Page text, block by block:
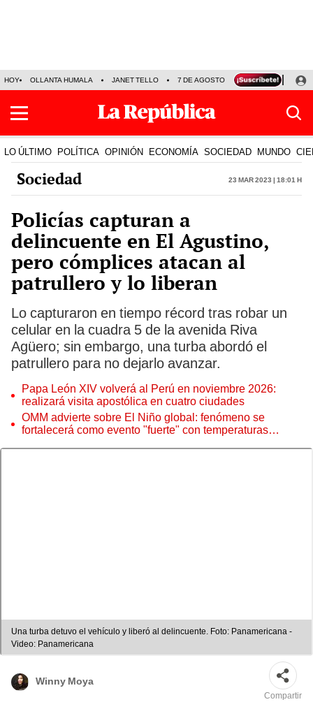
HOY OLLANTA HUMALA JANET TELLO 7 DE AGOSTO TINKA RESULTADOS
LO ÚLTIMO POLÍTICA OPINIÓN ECONOMÍA SOCIEDAD MUNDO
Sociedad 23 Mar 2023 | 18:01 h
Policías capturan a
delincuente en El Agustino,
pero cómplices atacan al
patrullero y lo liberan
Lo capturaron en tiempo récord tras robar un
celular en la cuadra 5 de la avenida Riva
Agüero; sin embargo, una turba abordó el
patrullero para no dejarlo avanzar.
Papa León XIV volverá al Perú en noviembre 2026:
realizará visita apostólica en cuatro ciudades
OMM advierte sobre El Niño global: fenómeno se
fortalecerá como evento "fuerte" con temperaturas
Una turba detuvo el vehículo y liberó al delincuente. Foto: Panamericana -
Video: Panamericana
Winny Moya
Compartir